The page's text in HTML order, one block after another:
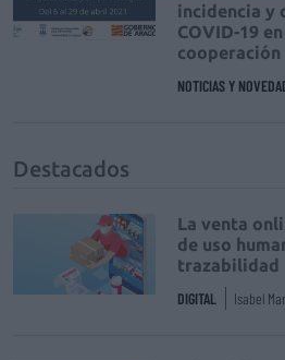
incidencia y
COVID-19
cooperación
NOTICIAS Y
Destacados
La venta
de uso
trazabilidad
DIGITAL Isabel